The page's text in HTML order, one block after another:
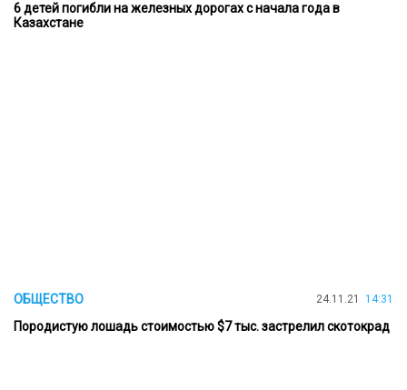
6 детей погибли на железных дорогах с начала года в
Казахстане
ОБЩЕСТВО 24.11.21 14:31
Породистую лошадь стоимостью $7 тыс. застрелил скотокрад